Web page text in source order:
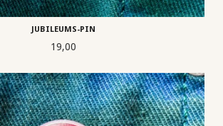
JUBILEUMS-PIN
Pris
19,00